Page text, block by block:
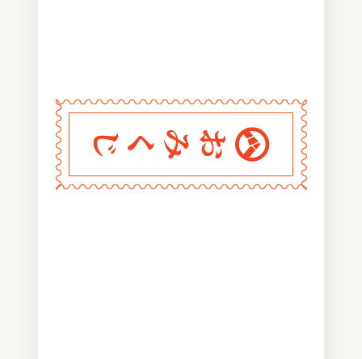
おみくじ堂
〰〰〰〰〰〰〰〰〰〰〰〰
〰〰〰〰〰〰〰〰〰〰〰〰
〰
〰
〰
〰
〰
〰
〰
〰